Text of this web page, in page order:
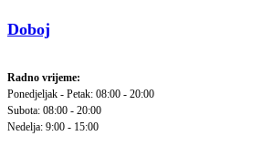
Doboj
Radno vrijeme:
Ponedjeljak - Petak: 08:00 - 20:00
Subota: 08:00 - 20:00
Nedelja: 9:00 - 15:00